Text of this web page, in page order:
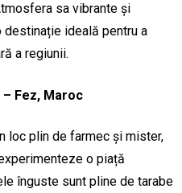
sa vibrante și
ideală pentru a
a regiunii.
– Fez, Maroc
loc plin de farmec și mister,
o piață
înguste sunt pline de tarabe